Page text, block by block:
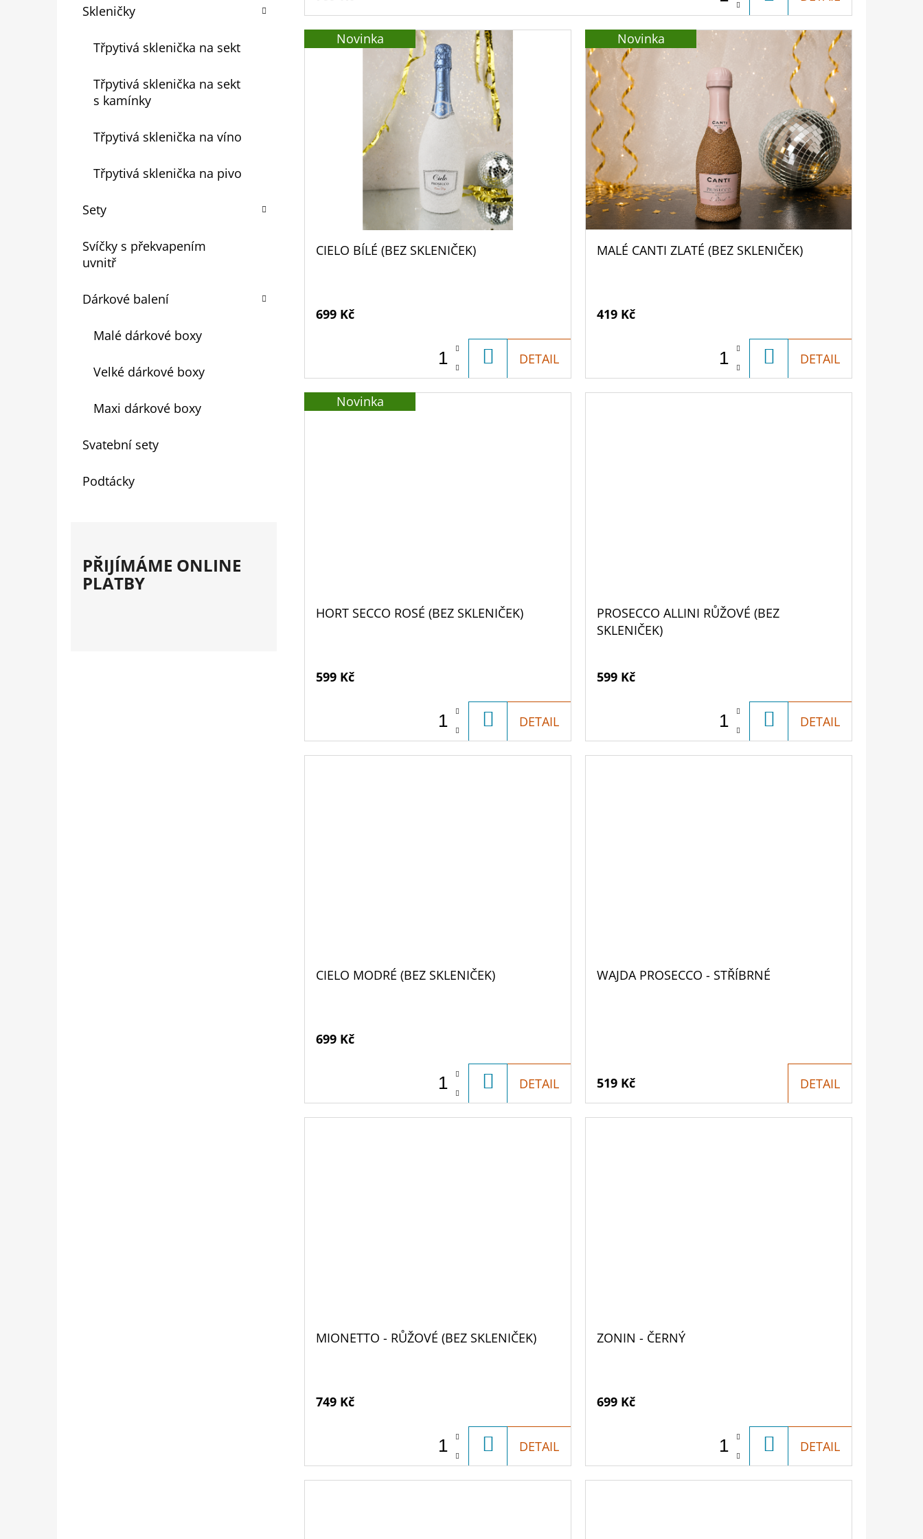
Skleničky
Třpytivá sklenička na sekt
Třpytivá sklenička na sekt
s kamínky
Třpytivá sklenička na víno
Třpytivá sklenička na pivo
Sety
Svíčky s překvapením
uvnitř
Dárkové balení
Malé dárkové boxy
Velké dárkové boxy
Maxi dárkové boxy
Svatební sety
Podtácky
PŘIJÍMÁME ONLINE
PLATBY
KOŠÍKU
Novinka
CIELO BÍLÉ (BEZ SKLENIČEK)
699 Kč
KOŠÍKU
DETAIL
Novinka
MALÉ CANTI ZLATÉ (BEZ SKLENIČEK)
419 Kč
KOŠÍKU
DETAIL
Novinka
HORT SECCO ROSÉ (BEZ SKLENIČEK)
599 Kč
KOŠÍKU
DETAIL
PROSECCO ALLINI RŮŽOVÉ (BEZ
SKLENIČEK)
599 Kč
KOŠÍKU
DETAIL
CIELO MODRÉ (BEZ SKLENIČEK)
699 Kč
KOŠÍKU
DETAIL
WAJDA PROSECCO - STŘÍBRNÉ
519 Kč DETAIL
MIONETTO - RŮŽOVÉ (BEZ SKLENIČEK)
749 Kč
KOŠÍKU
DETAIL
ZONIN - ČERNÝ
699 Kč
KOŠÍKU
DETAIL